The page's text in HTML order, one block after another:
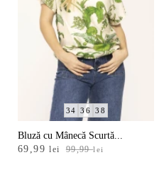
34 36 38
Bluză cu Mânecă Scurtă...
99,99lei
Prețul
69,99lei
Prețul